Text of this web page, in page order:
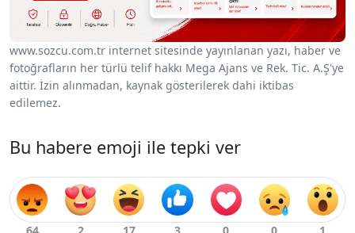
www.sozcu.com.tr internet sitesinde yayınlanan yazı, haber ve
fotoğrafların her türlü telif hakkı Mega Ajans ve Rek. Tic. A.Ş'ye
aittir. İzin alınmadan, kaynak gösterilerek dahi iktibas
edilemez.
Bu habere emoji ile tepki ver